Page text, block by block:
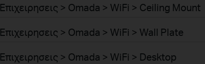
Επιχειρησεις > Omada > WiFi > Ceiling Mount
Επιχειρησεις > Omada > WiFi > Wall Plate
Επιχειρησεις > Omada > WiFi > Desktop